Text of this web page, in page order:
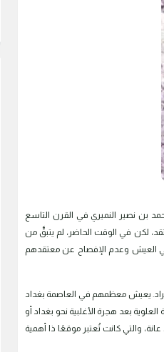
بن نصير النميري في القرن التاسع
لكن في الوقت الحاضر، لم يتبقَّ من
العيش وعدم الإفصاح عن معتقدهم
يعيش معظمهم في العاصمة بغداد
بعد هجرة الأغلبية نحو بغداد أو
والتي كانت تُعتبر موقعًا ذا أهمية